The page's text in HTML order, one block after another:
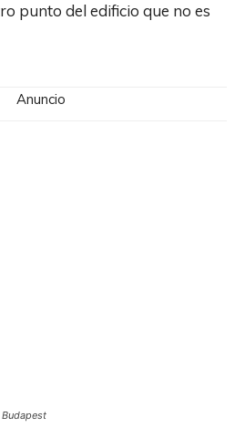
punto del edificio que no es
Anuncio